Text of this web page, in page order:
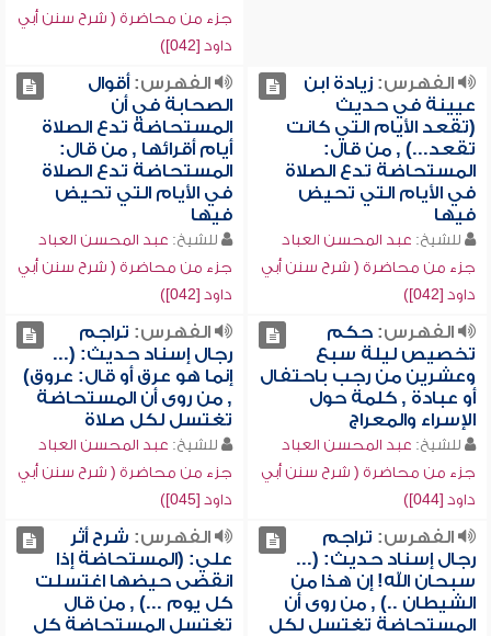
جزء من محاضرة ( شرح سنن أبي
داود [042])
الفهرس:زيادة ابن
عيينة في حديث
(تقعد الأيام التي كانت
تقعد...) , من قال:
المستحاضة تدع الصلاة
في الأيام التي تحيض
فيها
للشيخ: عبد المحسن العباد
جزء من محاضرة ( شرح سنن أبي
داود [042])
الفهرس:أقوال
الصحابة في أن
المستحاضة تدع الصلاة
أيام أقرائها , من قال:
المستحاضة تدع الصلاة
في الأيام التي تحيض
فيها
للشيخ: عبد المحسن العباد
جزء من محاضرة ( شرح سنن أبي
داود [042])
الفهرس:حكم
تخصيص ليلة سبع
وعشرين من رجب باحتفال
أو عبادة , كلمة حول
الإسراء والمعراج
للشيخ: عبد المحسن العباد
جزء من محاضرة ( شرح سنن أبي
داود [044])
الفهرس: تراجم
رجال إسناد حديث: (...
إنما هو عرق أو قال: عروق)
, من روى أن المستحاضة
تغتسل لكل صلاة
للشيخ: عبد المحسن العباد
جزء من محاضرة ( شرح سنن أبي
داود [045])
الفهرس: تراجم
رجال إسناد حديث: (...
سبحان الله! إن هذا من
الشيطان ..) , من روى أن
المستحاضة تغتسل لكل
الفهرس: شرح أثر
علي: (المستحاضة إذا
انقضى حيضها اغتسلت
كل يوم ...) , من قال
تغتسل المستحاضة كل